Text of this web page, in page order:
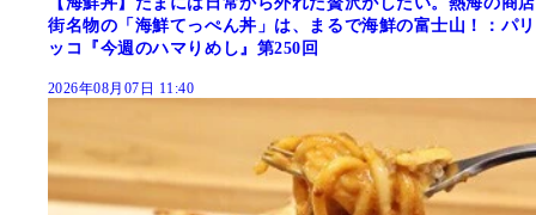
街名物の「海鮮てっぺん丼」は、まるで海鮮の富士山！：パリ
ッコ『今週のハマりめし』第250回
2026年08月07日 11:40